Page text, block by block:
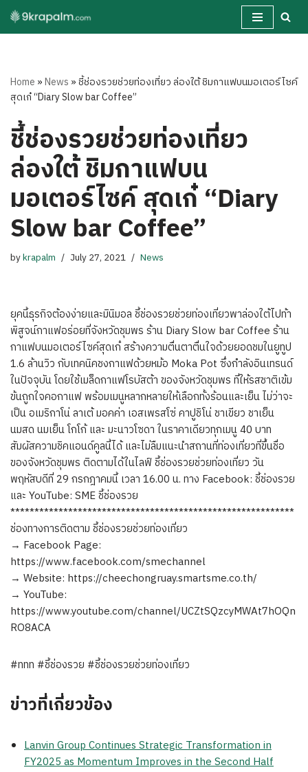
Skip
Home »News »ชี้ช่องรวยช่วยท่องเที่ยว ล่องใต้ ชิมกาแฟบนมอเตอร์ไซค์
สุดเก๋ “Diary Slow bar Coffee”
ชี้ช่องรวยช่วยท่องเที่ยว
ล่องใต้ ชิมกาแฟบน
มอเตอร์ไซค์ สุดเก๋ “Diary
Slow bar Coffee”
bykrapalm July 27, 2021 News
ยุคนี้ธุรกิจต้องง่ายและมินิมอล ชี้ช่องรวยช่วยท่องเที่ยวพาล่องใต้ไปท้า
พิสูจน์กาแฟอร่อยที่จังหวัดชุมพร ร้าน Diary Slow bar Coffee ร้าน
กาแฟบนมอเตอร์ไซค์สุดเก๋ สร้างความตื่นตาตื่นใจด้วยยอดชมในยูทูป
1.6 ล้านวิว กับเทคนิคชงกาแฟด้วยหม้อ Moka Pot ซึ่งกำลังอินเทรนด์
ในปัจจุบัน โดยใช้เมล็ดกาแฟโรบัสต้า ของจังหวัดชุมพร ที่ให้รสชาติเข้ม
ข้นถูกใจคอกาแฟ พร้อมเมนูหลากหลายให้เลือกทั้งร้อนและเย็น ไม่ว่าจะ
เป็น อเมริกาโน่ ลาเต้ มอคค่า เอสเพรสโซ่ คาปูชิโน่ ชาเขียว ชาเย็น
นมสด นมเย็น โกโก้ และ มะนาวโซดา ในราคาเดียวทุกเมนู 40 บาท
สัมผัสความชิคแอนด์คูลนี้ได้ และไม่ลืมแนะนำสถานที่ท่องเที่ยวที่ขึ้นชื่อ
ของจังหวัดชุมพร ติดตามได้ในไลฟ์ ชี้ช่องรวยช่วยท่องเที่ยว วัน
พฤหัสบดีที่ 29 กรกฎาคมนี้ เวลา 16.00 น. ทาง Facebook: ชี้ช่องรวย
และ YouTube: SME ชี้ช่องรวย
***********************************************************
ช่องทางการติดตาม ชี้ช่องรวยช่วยท่องเที่ยว
→ Facebook Page:
https://www.facebook.com/smechannel
→ Website: https://cheechongruay.smartsme.co.th/
→ YouTube:
https://www.youtube.com/channel/UCZtSQzcyMWAt7hOQn
RO8ACA
#ททท #ชี้ช่องรวย #ชี้ช่องรวยช่วยท่องเที่ยว
ข่าวที่เกี่ยวข้อง
Lanvin Group Continues Strategic Transformation in
FY2025 as Momentum Improves in the Second Half